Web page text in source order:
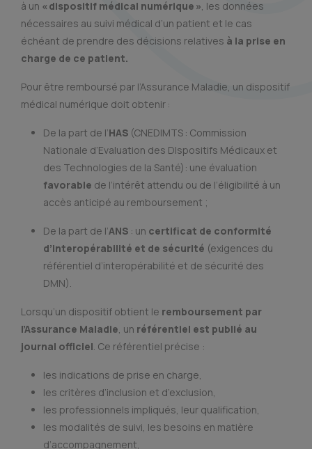
à un « dispositif médical numérique », les données
nécessaires au suivi médical d’un patient et le cas
échéant de prendre des décisions relatives à la prise en
charge de ce patient.
Pour être remboursé par l’Assurance Maladie, un dispositif
médical numérique doit obtenir :
De la part de l’HAS (CNEDIMTS : Commission
Nationale d’Evaluation des DIspositifs Médicaux et
des Technologies de la Santé): une évaluation
favorable de l’intérêt attendu ou de l’éligibilité à un
accès anticipé au remboursement ;
De la part de l’ANS : un certificat de conformité
d’interopérabilité et de sécurité (exigences du
référentiel d’interopérabilité et de sécurité des
DMN).
Lorsqu’un dispositif obtient le remboursement par
l’Assurance Maladie, un référentiel est publié au
journal officiel. Ce référentiel précise :
les indications de prise en charge,
les critères d’inclusion et d’exclusion,
les professionnels impliqués, leur qualification,
les modalités de suivi, les besoins en matière
d’accompagnement,